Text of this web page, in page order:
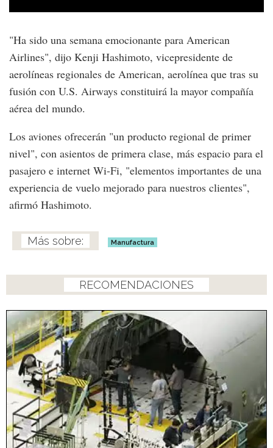
"Ha sido una semana emocionante para American
Airlines", dijo Kenji Hashimoto, vicepresidente de
aerolíneas regionales de American, aerolínea que tras su
fusión con U.S. Airways constituirá la mayor compañía
aérea del mundo.
Los aviones ofrecerán "un producto regional de primer
nivel", con asientos de primera clase, más espacio para el
pasajero e internet Wi-Fi, "elementos importantes de una
experiencia de vuelo mejorado para nuestros clientes",
afirmó Hashimoto.
Manufactura
RECOMENDACIONES